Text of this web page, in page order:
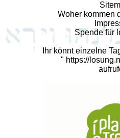
Woher kommen
Spende für
Ihr könnt einzelne
" https://